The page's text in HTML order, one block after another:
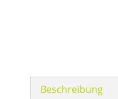
Beschreibung